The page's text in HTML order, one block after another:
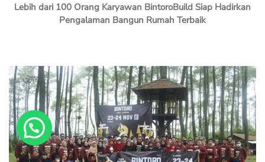
Lebih dari 100 Orang Karyawan BintoroBuild Siap Hadirkan
Pengalaman Bangun Rumah Terbaik